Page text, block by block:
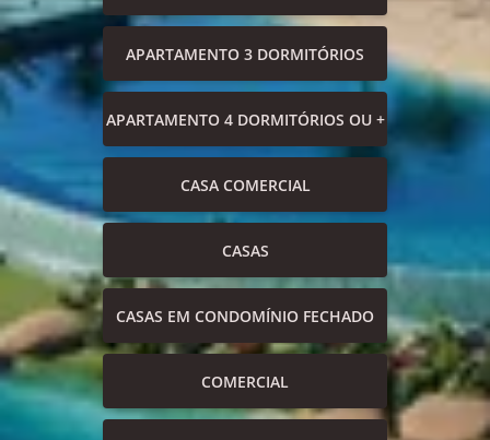
APARTAMENTO 3 DORMITÓRIOS
APARTAMENTO 4 DORMITÓRIOS OU +
CASA COMERCIAL
CASAS
CASAS EM CONDOMÍNIO FECHADO
COMERCIAL